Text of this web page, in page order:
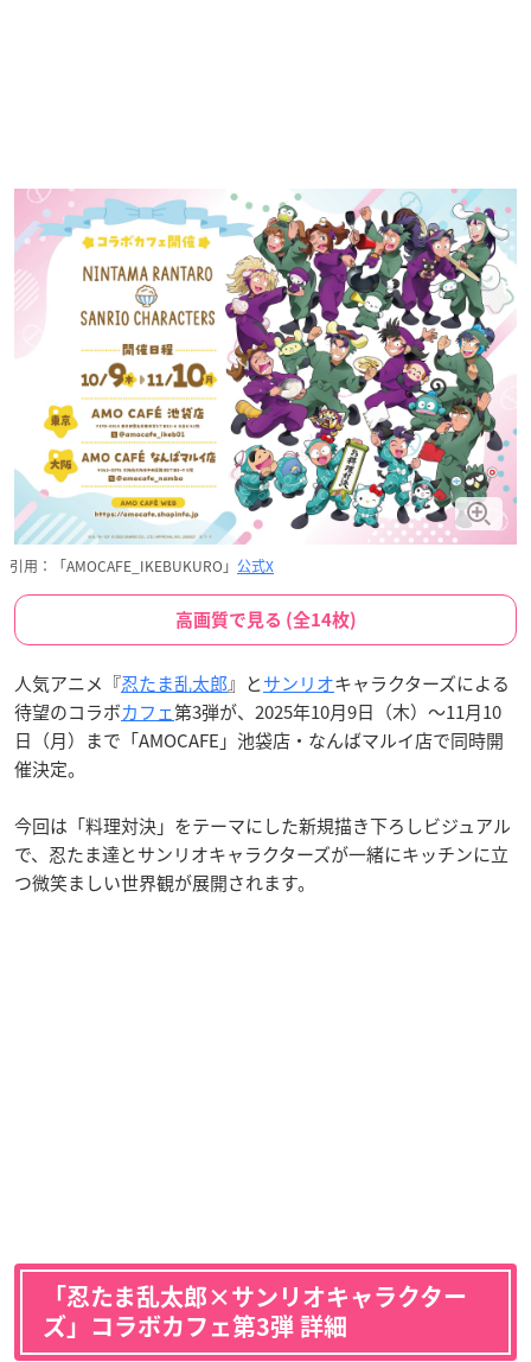
引用：「AMOCAFE_IKEBUKURO」 公式X
高画質で見る (全14枚)
人気アニメ『忍たま乱太郎』とサンリオキャラクターズによる
待望のコラボカフェ第3弾が、2025年10月9日（木）〜11月10
日（月）まで「AMOCAFE」池袋店・なんばマルイ店で同時開
催決定。
今回は「料理対決」をテーマにした新規描き下ろしビジュアル
で、忍たま達とサンリオキャラクターズが一緒にキッチンに立
つ微笑ましい世界観が展開されます。
「忍たま乱太郎×サンリオキャラクター
ズ」コラボカフェ第3弾 詳細